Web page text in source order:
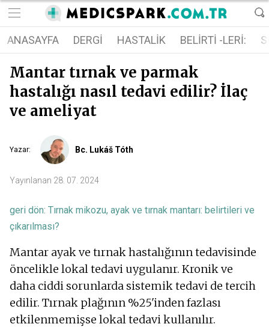
ANASAYFA DERGI HASTALIK BELIRTI -LERI:
Mantar tırnak ve parmak
hastalığı nasıl tedavi edilir? İlaç
ve ameliyat
Yazar: Bc. Lukáš Tóth
Yayınlanan 28. 07. 2024
geri dön: Tırnak mikozu, ayak ve tırnak mantarı: belirtileri ve
çıkarılması?
Mantar ayak ve tırnak hastalığının tedavisinde
öncelikle lokal tedavi uygulanır. Kronik ve
daha ciddi sorunlarda sistemik tedavi de tercih
edilir. Tırnak plağının %25'inden fazlası
etkilenmemişse lokal tedavi kullanılır.